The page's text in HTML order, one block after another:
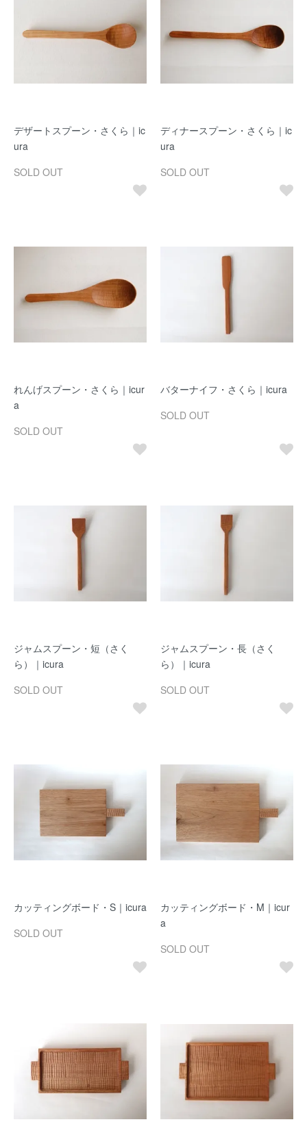
デザートスプーン・さくら｜ic
ura
SOLD OUT
ディナースプーン・さくら｜ic
ura
SOLD OUT
れんげスプーン・さくら｜icur
a
SOLD OUT
バターナイフ・さくら｜icura
SOLD OUT
ジャムスプーン・短（さく
ら）｜icura
SOLD OUT
ジャムスプーン・長（さく
ら）｜icura
SOLD OUT
カッティングボード・S｜icura
SOLD OUT
カッティングボード・M｜icur
a
SOLD OUT